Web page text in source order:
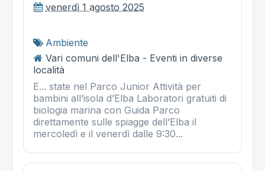
venerdì 1 agosto 2025
Ambiente
Vari comuni dell'Elba - Eventi in diverse
località
E... state nel Parco Junior Attività per
bambini all’isola d’Elba Laboratori gratuiti di
biologia marina con Guida Parco
direttamente sulle spiagge dell’Elba il
mercoledì e il venerdì dalle 9:30...